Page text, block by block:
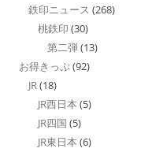
鉄印ニュース (268)
桃鉄印 (30)
第二弾(13)
お得きっぷ(92)
JR (18)
JR西日本 (5)
JR四国 (5)
JR東日本 (6)